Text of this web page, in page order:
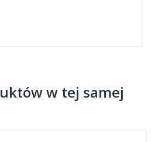
w tej samej